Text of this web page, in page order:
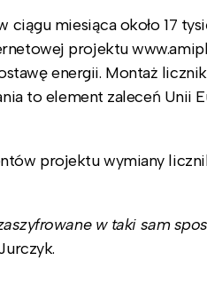
ciągu miesiąca około 17
projektu
energii. Montaż
to element zaleceń Unii
projektu wymiany
w taki sam